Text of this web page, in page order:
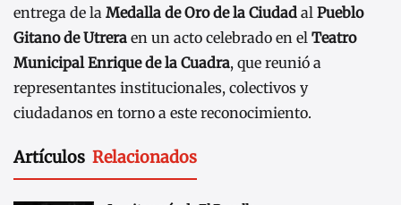
entrega de la Medalla de Oro de la Ciudad al Pueblo
Gitano de Utrera en un acto celebrado en el Teatro
Municipal Enrique de la Cuadra, que reunió a
representantes institucionales, colectivos y
ciudadanos en torno a este reconocimiento.
Artículos Relacionados